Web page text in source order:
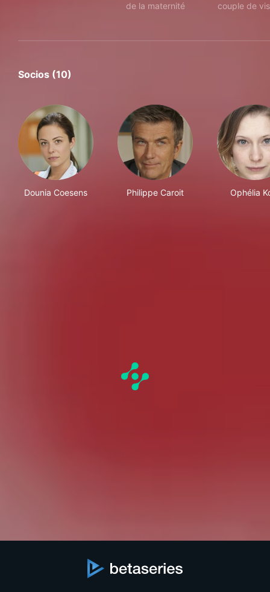
de la maternité
couple de
Socios (10)
Dounia Coesens Philippe Caroit Ophélia